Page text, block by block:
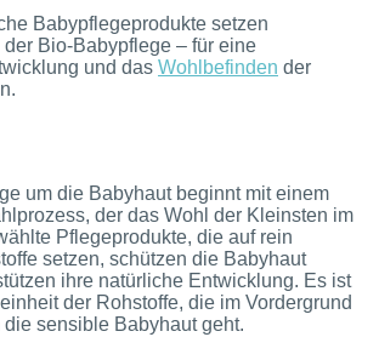
Babypflegeprodukte setzen
der Bio-Babypflege – für eine
und das Wohlbefinden der
um die Babyhaut beginnt mit einem
der das Wohl der Kleinsten im
Pflegeprodukte, die auf rein
setzen, schützen die Babyhaut
ihre natürliche Entwicklung. Es ist
der Rohstoffe, die im Vordergrund
sensible Babyhaut geht.